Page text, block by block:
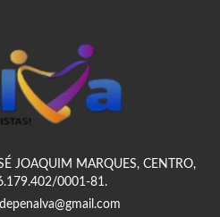
JOAQUIM MARQUES, CENTRO,
0001-81.